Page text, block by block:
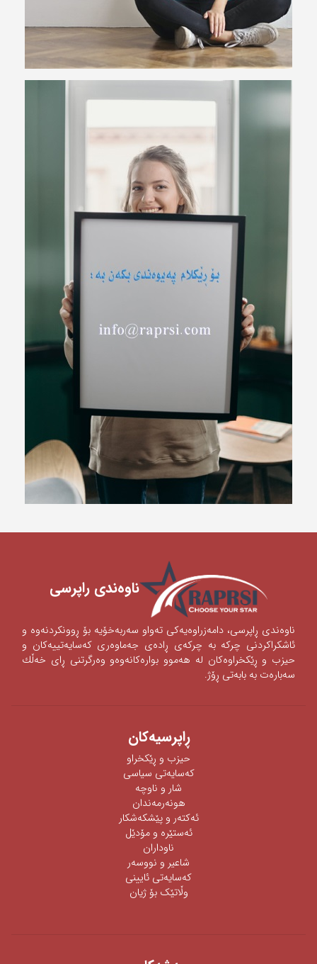
ناوه‌ندی ‌راپرسی
ناوه‌ندی‌ ڕاپرسی‌، دامه‌زراوه‌یه‌كی‌ ته‌واو سه‌ربه‌خۆیه‌ بۆ ڕوونكردنه‌وه‌ و
ئاشكراكردنی‌‌ چركه‌ به‌ چركه‌ی‌ ڕاده‌ی‌ جه‌ماوه‌ری‌ كه‌سایه‌تییه‌كان و
حیزب و ڕێكخراوه‌كان له‌ هه‌موو بواره‌كانه‌وه‌‌‌و وه‌رگرتنی‌ ڕای‌ خه‌ڵك
سه‌باره‌ت به‌ بابه‌تی‌ ڕۆژ.
ڕاپرسیه‌كان
حیزب و ڕێکخراو
كەسایەتی سیاسی
شار و ناوچە
هونەرمەندان
ئه‌كته‌ر‌ و پێشكه‌شكار
ئه‌ستێره‌ و مۆدێل
ناوداران
شاعیر و نووسەر
كەسایەتی ئایینی
وڵاتێک بۆ ژیان